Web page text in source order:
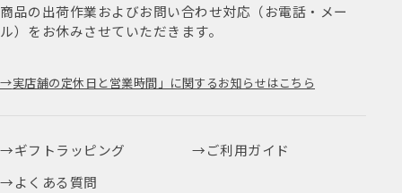
商品の出荷作業およびお問い合わせ対応（お電話・メー
ル）をお休みさせていただきます。
実店舗の定休日と営業時間」に関するお知らせはこちら
ギフトラッピング
ご利用ガイド
よくある質問